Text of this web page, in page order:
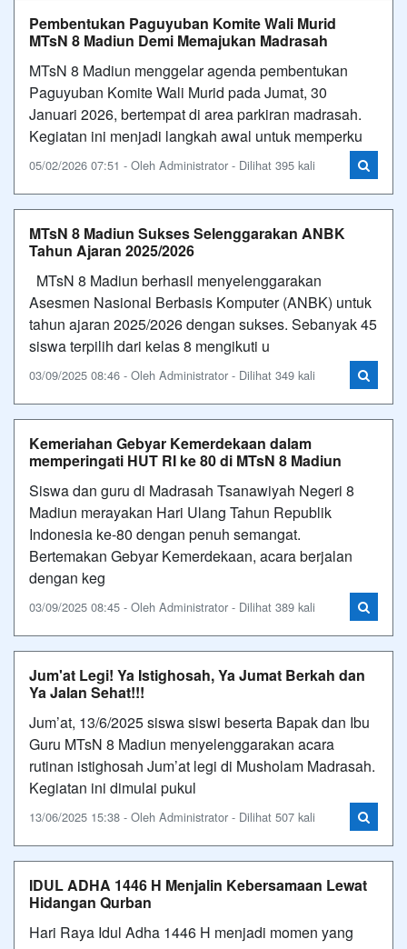
Pembentukan Paguyuban Komite Wali Murid
MTsN 8 Madiun Demi Memajukan Madrasah
MTsN 8 Madiun menggelar agenda pembentukan
Paguyuban Komite Wali Murid pada Jumat, 30
Januari 2026, bertempat di area parkiran madrasah.
Kegiatan ini menjadi langkah awal untuk memperku
05/02/2026 07:51 - Oleh Administrator - Dilihat 395 kali
MTsN 8 Madiun Sukses Selenggarakan ANBK
Tahun Ajaran 2025/2026
MTsN 8 Madiun berhasil menyelenggarakan
Asesmen Nasional Berbasis Komputer (ANBK) untuk
tahun ajaran 2025/2026 dengan sukses. Sebanyak 45
siswa terpilih dari kelas 8 mengikuti u
03/09/2025 08:46 - Oleh Administrator - Dilihat 349 kali
Kemeriahan Gebyar Kemerdekaan dalam
memperingati HUT RI ke 80 di MTsN 8 Madiun
Siswa dan guru di Madrasah Tsanawiyah Negeri 8
Madiun merayakan Hari Ulang Tahun Republik
Indonesia ke-80 dengan penuh semangat.
Bertemakan Gebyar Kemerdekaan, acara berjalan
dengan keg
03/09/2025 08:45 - Oleh Administrator - Dilihat 389 kali
Jum'at Legi! Ya Istighosah, Ya Jumat Berkah dan
Ya Jalan Sehat!!!
Jum’at, 13/6/2025 siswa siswi beserta Bapak dan Ibu
Guru MTsN 8 Madiun menyelenggarakan acara
rutinan istighosah Jum’at legi di Musholam Madrasah.
Kegiatan ini dimulai pukul
13/06/2025 15:38 - Oleh Administrator - Dilihat 507 kali
IDUL ADHA 1446 H Menjalin Kebersamaan Lewat
Hidangan Qurban
Hari Raya Idul Adha 1446 H menjadi momen yang